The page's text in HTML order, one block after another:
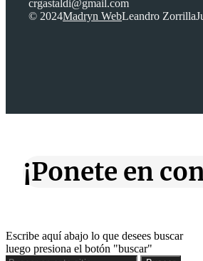
crgastaldi@gmail.com
© 2024Madryn WebLeandro Zorrilla
¡Ponete en
Escribe aquí abajo lo que desees buscar
luego presiona el botón "buscar"